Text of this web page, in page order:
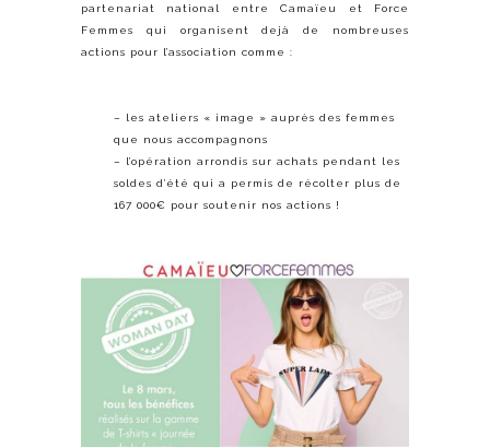
partenariat national entre Camaïeu et Force
Femmes qui organisent dejà de nombreuses
actions pour l’association comme :
– les ateliers « image » auprès des femmes
que nous accompagnons
– l’opération arrondis sur achats pendant les
soldes d’été qui a permis de récolter plus de
167 000€ pour soutenir nos actions !